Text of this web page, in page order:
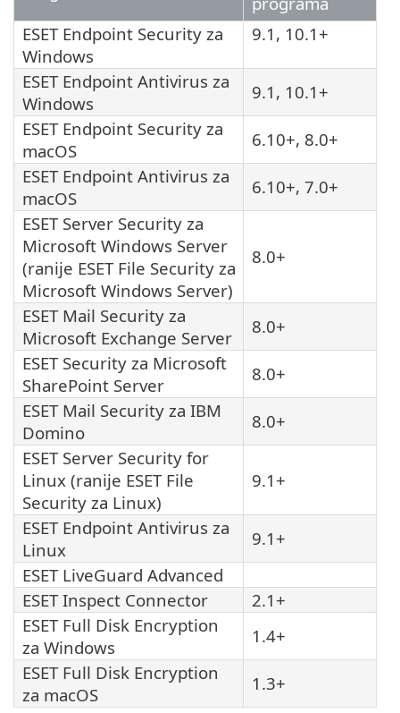
ESET Endpoint Security za
Windows
9.1, 10.1+
ESET Endpoint Antivirus za
Windows
9.1, 10.1+
ESET Endpoint Security za
macOS
6.10+, 8.0+
ESET Endpoint Antivirus za
macOS
6.10+, 7.0+
ESET Server Security za
Microsoft Windows Server
(ranije ESET File Security za
Microsoft Windows Server)
8.0+
ESET Mail Security za
Microsoft Exchange Server
8.0+
ESET Security za Microsoft
SharePoint Server
8.0+
ESET Mail Security za IBM
Domino
8.0+
ESET Server Security for
Linux (ranije ESET File
Security za Linux)
9.1+
ESET Endpoint Antivirus za
Linux
9.1+
ESET LiveGuard Advanced
ESET Inspect Connector
2.1+
ESET Full Disk Encryption
za Windows
1.4+
ESET Full Disk Encryption
za macOS
1.3+